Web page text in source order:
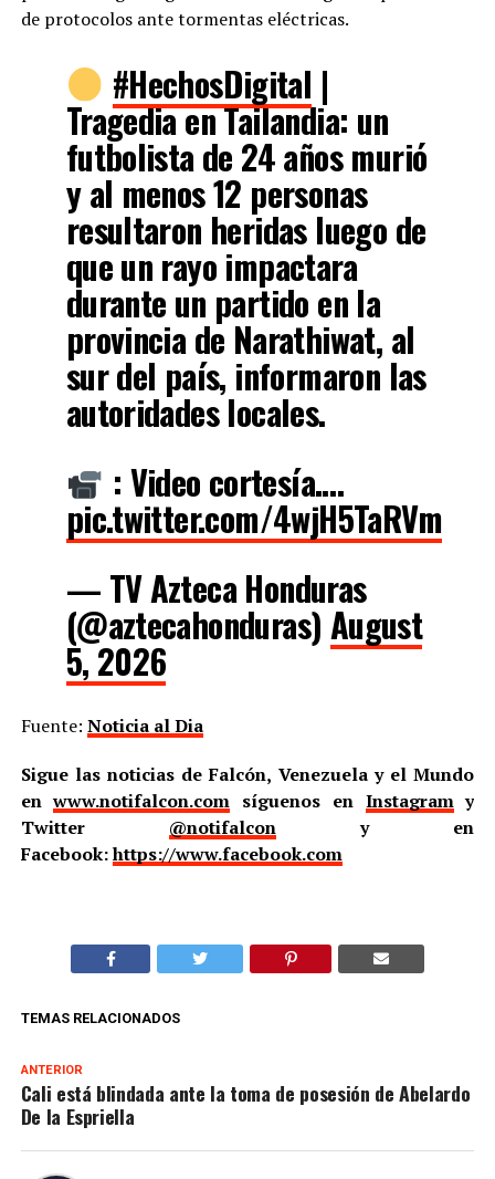
de protocolos ante tormentas eléctricas.
#HechosDigital |
Tragedia en Tailandia: un
futbolista de 24 años murió
y al menos 12 personas
resultaron heridas luego de
que un rayo impactara
durante un partido en la
provincia de Narathiwat, al
sur del país, informaron las
autoridades locales.
: Video cortesía.…
pic.twitter.com/4wjH5TaRVm
— TV Azteca Honduras
(@aztecahonduras) August
5, 2026
Fuente: Noticia al Dia
Sigue las noticias de Falcón, Venezuela y el Mundo
enwww.notifalcon.com síguenos en Instagramy
Twitter @notifalcony en
Facebook:https://www.facebook.com
TEMAS RELACIONADOS
ANTERIOR
Cali está blindada ante la toma de posesión de Abelardo
De la Espriella